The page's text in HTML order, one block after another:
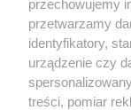
Kultura
przechowujemy
przetwarzamy
identyfikatory,
urządzenie czy
treści, pomiar